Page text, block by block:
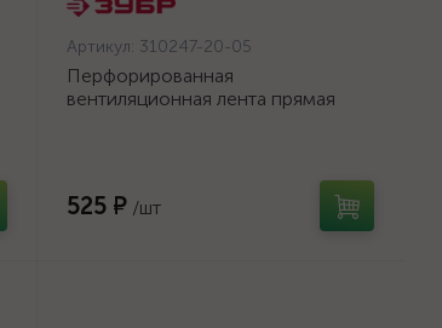
Артикул: 310247-20-05
Перфорированная
вентиляционная лента прямая
525 ₽ /шт